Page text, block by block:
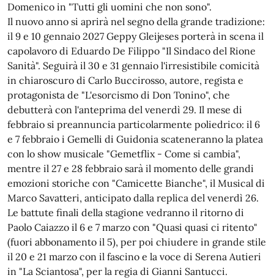
Domenico in "Tutti gli uomini che non sono".
Il nuovo anno si aprirà nel segno della grande tradizione:
il 9 e 10 gennaio 2027 Geppy Gleijeses porterà in scena il
capolavoro di Eduardo De Filippo "Il Sindaco del Rione
Sanità". Seguirà il 30 e 31 gennaio l'irresistibile comicità
in chiaroscuro di Carlo Buccirosso, autore, regista e
protagonista de "L'esorcismo di Don Tonino", che
debutterà con l'anteprima del venerdì 29. Il mese di
febbraio si preannuncia particolarmente poliedrico: il 6
e 7 febbraio i Gemelli di Guidonia scateneranno la platea
con lo show musicale "Gemetflix - Come si cambia",
mentre il 27 e 28 febbraio sarà il momento delle grandi
emozioni storiche con "Camicette Bianche", il Musical di
Marco Savatteri, anticipato dalla replica del venerdì 26.
Le battute finali della stagione vedranno il ritorno di
Paolo Caiazzo il 6 e 7 marzo con "Quasi quasi ci ritento"
(fuori abbonamento il 5), per poi chiudere in grande stile
il 20 e 21 marzo con il fascino e la voce di Serena Autieri
in "La Sciantosa", per la regia di Gianni Santucci.